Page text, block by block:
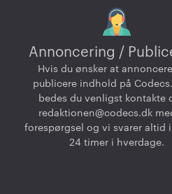
Annoncering /
Hvis du ønsker at
publicere indhold på
bedes du venligst kontakte
redaktionen@codecs.dk
forespørgsel og vi svarer altid
24 timer i hverdage.